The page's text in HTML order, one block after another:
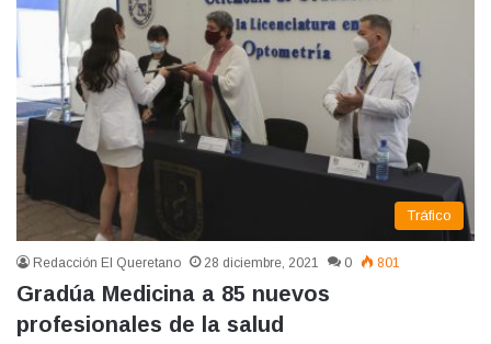
Tráfico
Redacción El Queretano 28 diciembre, 2021 0 801
Gradúa Medicina a 85 nuevos
profesionales de la salud